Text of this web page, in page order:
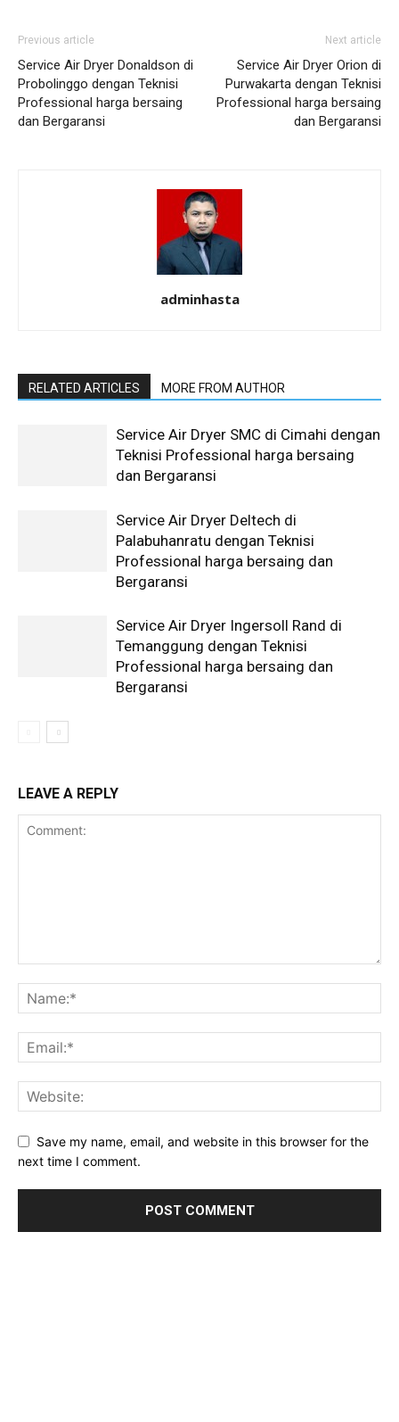
Previous article
Service Air Dryer Donaldson di
Probolinggo dengan Teknisi
Professional harga bersaing
dan Bergaransi
Next article
Service Air Dryer Orion di
Purwakarta dengan Teknisi
Professional harga bersaing
dan Bergaransi
adminhasta
RELATED ARTICLES MORE FROM AUTHOR
Service Air Dryer SMC di Cimahi dengan
Teknisi Professional harga bersaing
dan Bergaransi
Service Air Dryer Deltech di
Palabuhanratu dengan Teknisi
Professional harga bersaing dan
Bergaransi
Service Air Dryer Ingersoll Rand di
Temanggung dengan Teknisi
Professional harga bersaing dan
Bergaransi
LEAVE A REPLY
Save my name, email, and website in this browser for the
next time I comment.